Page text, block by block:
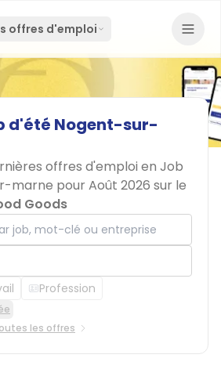
offres d'emploi
d'été Nogent-sur-
offres d'emploi en Job
marne pour Août 2026 sur le
Goods
mot-clé ou entreprise
Profession
les offres